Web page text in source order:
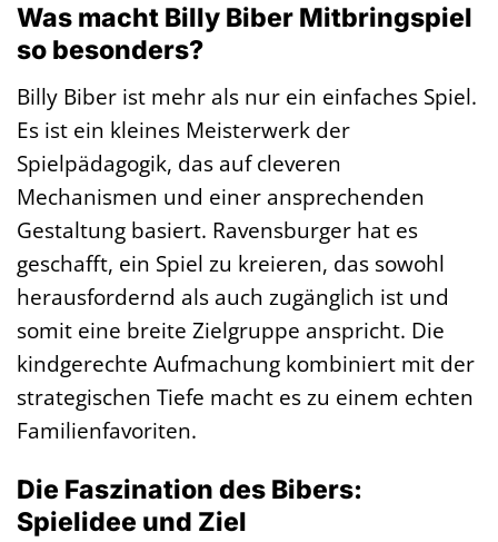
Was macht Billy Biber Mitbringspiel
so besonders?
Billy Biber ist mehr als nur ein einfaches Spiel.
Es ist ein kleines Meisterwerk der
Spielpädagogik, das auf cleveren
Mechanismen und einer ansprechenden
Gestaltung basiert. Ravensburger hat es
geschafft, ein Spiel zu kreieren, das sowohl
herausfordernd als auch zugänglich ist und
somit eine breite Zielgruppe anspricht. Die
kindgerechte Aufmachung kombiniert mit der
strategischen Tiefe macht es zu einem echten
Familienfavoriten.
Die Faszination des Bibers:
Spielidee und Ziel